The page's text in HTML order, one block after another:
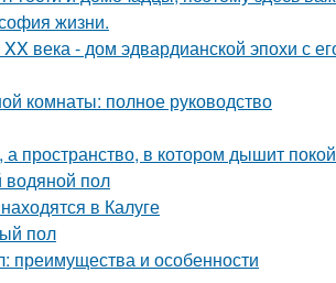
жизни.
века - дом эдвардианской эпохи с
комнаты: полное руководство
пространство, в котором дышит
водяной пол
в Калуге
пол
и особенности